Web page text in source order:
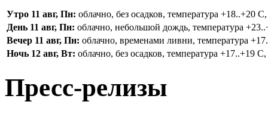
Утро 11 авг, Пн: облачно, без осадков, температура
День 11 авг, Пн: облачно, небольшой дождь, температура
Вечер 11 авг, Пн: облачно, временами ливни, температура
Ночь 12 авг, Вт: облачно, без осадков, температура +17..+19
Пресс-релизы